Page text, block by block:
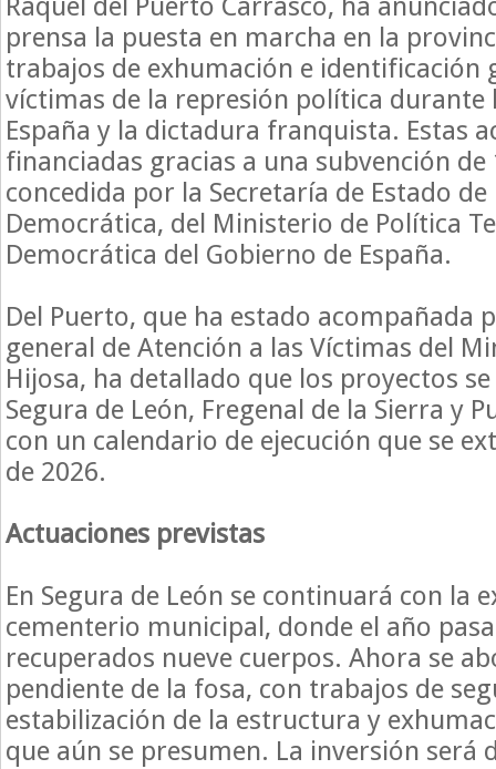
Raquel del Puerto Carrasco, ha
prensa la puesta en marcha en la
trabajos de exhumación e identificación
víctimas de la represión política durante
España y la dictadura franquista. Estas
financiadas gracias a una subvención de
concedida por la Secretaría de Estado
Democrática, del Ministerio de Política
Democrática del Gobierno de España.
Del Puerto, que ha estado acompañada
general de Atención a las Víctimas del
Hijosa, ha detallado que los proyectos
Segura de León, Fregenal de la Sierra y
con un calendario de ejecución que se
de 2026.
Actuaciones previstas
En Segura de León se continuará con la
cementerio municipal, donde el año
recuperados nueve cuerpos. Ahora se
pendiente de la fosa, con trabajos de
estabilización de la estructura y
que aún se presumen. La inversión será